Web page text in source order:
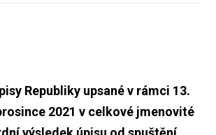
Republiky upsané v rámci 13.
2021 v celkové jmenovité